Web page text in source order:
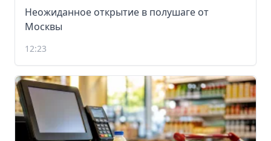
Неожиданное открытие в полушаге от
Москвы
12:23